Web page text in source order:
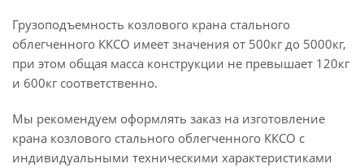
Грузоподъемность козлового крана стального
облегченного ККСО имеет значения от 500кг до 5000кг,
при этом общая масса конструкции не превышает 120кг
и 600кг соответственно.
Мы рекомендуем оформлять заказ на изготовление
крана козлового стального облегченного ККСО с
индивидуальными техническими характеристиками